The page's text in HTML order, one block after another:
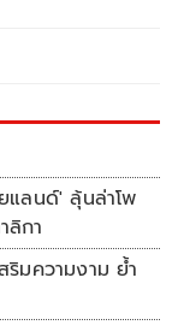
แลนด์' ลุ้นล่าโพ
ลิกา
ริมความงาม ย้ำ